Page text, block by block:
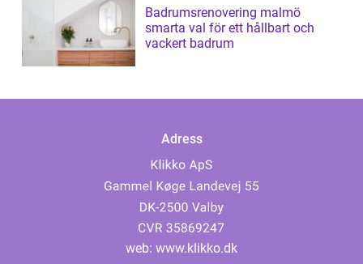
Badrumsrenovering malmö
smarta val för ett hållbart och
vackert badrum
Adress
web: www.klikko.dk